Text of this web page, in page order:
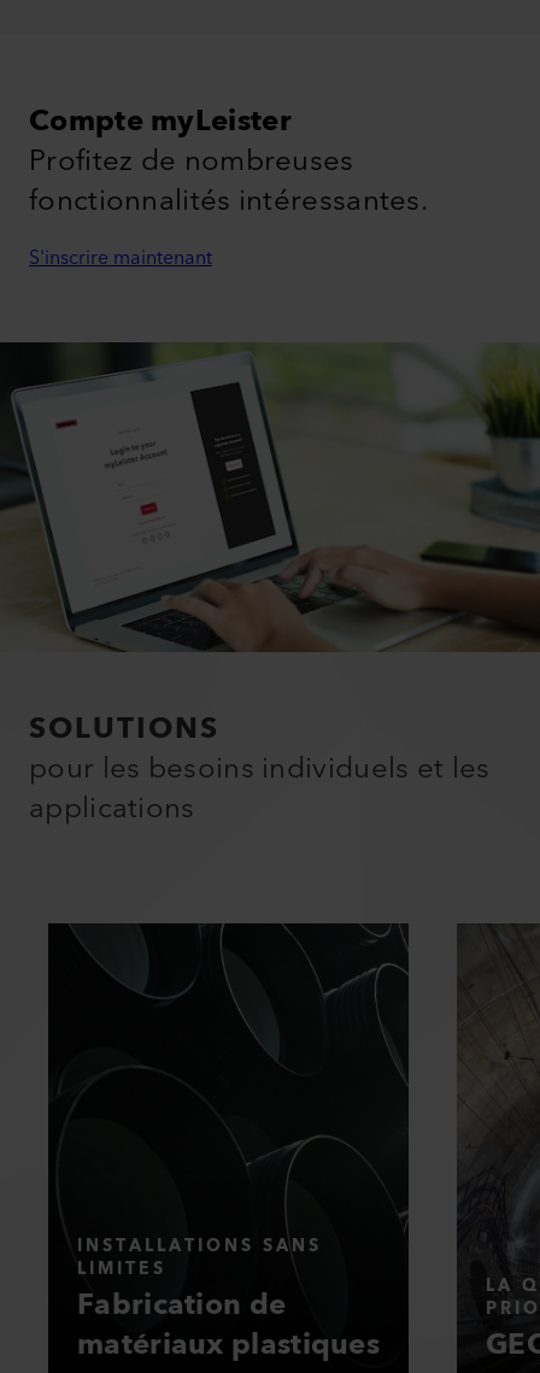
Compte myLeister
Profitez de nombreuses
fonctionnalités intéressantes.
S'inscrire maintenant
SOLUTIONS
pour les besoins individuels et les
applications
INSTALLATIONS SANS
LIMITES
Fabrication de
matériaux plastiques
LA